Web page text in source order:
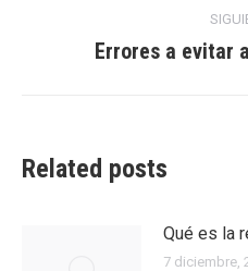
Errores a evitar
Related posts
Qué es la
7 diciembre,